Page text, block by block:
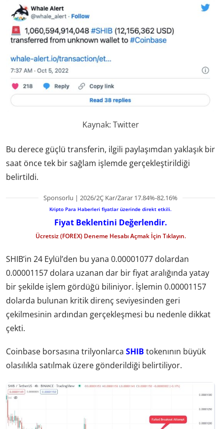
Kaynak: Twitter
Bu derece güçlü transferin, ilgili paylaşımdan yaklaşık bir
saat önce tek bir sağlam işlemde gerçekleştirildiği
belirtildi.
Sponsorlu | 2026/2Ç Kar/Zarar 17.84%-82.16%
Kripto Para Haberleri fiyatlar üzerinde direkt etkili.
Fiyat Beklentini Değerlendir.
Ücretsiz (FOREX) Deneme Hesabı Açmak İçin Tıklayın.
SHIB’in 24 Eylül’den bu yana 0.00001077 dolardan
0.00001157 dolara uzanan dar bir fiyat aralığında yatay
bir şekilde işlem gördüğü biliniyor. İşlemin 0.00001157
dolarda bulunan kritik direnç seviyesinden geri
çekilmesinin ardından gerçekleşmesi bu nedenle dikkat
çekti.
Coinbase borsasına trilyonlarca SHIB tokenının büyük
olasılıkla satılmak üzere gönderildiği belirtiliyor.